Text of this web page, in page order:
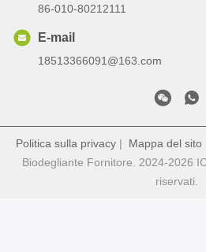
86-010-80212111
E-mail
18513366091@163.com
Politica sulla privacy| Mappa del sito
Biodegliante Fornitore. 2024-2026
riservati.